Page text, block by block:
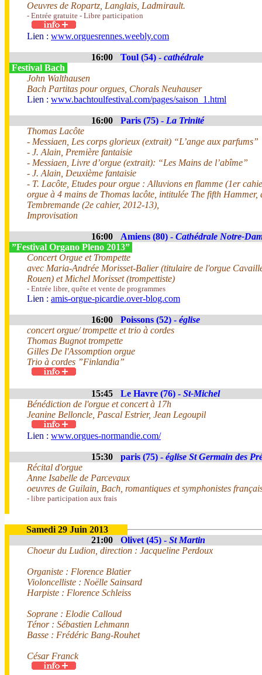
Oeuvres de Ropartz, Langlais, Ladmirault.
- Entrée gratuite - Libre participation
Lien : www.orguesrennes.weebly.com
16:00 Toul (54) - cathédrale
Festival Bach
John Walthausen
Bach Partitas pour orgues, Chorals Neuhauser
Lien : www.bachtoulfestival.com/pages/saison_1.html
16:00 Paris (75) - La Trinité
Thomas Lacôte
- Messiaen, Les corps glorieux (extrait) “L’ange aux parfums”
- J. Alain, Première fantaisie
- Messiaen, Livre d’orgue (extrait): “Les Mains de l’abîme”
- J. Alain, Deuxième fantaisie
- T. Lacôte, Etudes pour orgue : Alluvions en flamme (1er
orgue à 4 mains de Thomas lacôte, intitulée The fifth
Tembremande (2e cahier, 2012-13),
Improvisation
16:00 Amiens (80) - Cathédrale Notre-
”Festival Organo Pleno 2013”
Concert Orgue et Trompette
avec Maria-Andrée Morisset-Balier (titulaire de l'orgue
Rouen) et Michel Morisset (trompettiste)
- Entrée libre, quête et vente de programmes
Lien : amis-orgue-picardie.over-blog.com
16:00 Poissons (52) - église
concert orgue/ trompette et trio à cordes
Thomas Bugnot trompette
Gilles De l'Assomption orgue
Trio à cordes ”Finlandia”
15:45 Le Havre (76) - St-Michel
Bénédiction de l'orgue et concert à 17h
Jeanine Belloncle, Pascal Estrier, Jean Legoupil
Lien : www.orgues-normandie.com/
15:30 paris (75) - église St Germain des
Récital d'orgue
Anne Isabelle de Parcevaux
oeuvres de Guilain, Bach, romantiques et symphonistes
- libre participation aux frais
Samedi 29 Juin 2013
21:00
Olivet (45) - St Martin
Choeur du Ludion, direction : Jacqueline Perdoux
Organiste : Florence Blatier
Violoncelliste : Noëlle Sainsard
Harpiste : Florence Schleiss
Soprane : Elodie Calloud
Ténor : Sébastien Lehmann
Basse : Frédéric Bang-Rouhet
César Franck